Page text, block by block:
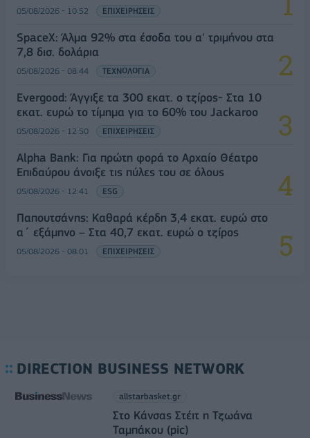
05/08/2026 - 10:52 ΕΠΙΧΕΙΡΗΣΕΙΣ
SpaceX: Άλμα 92% στα έσοδα του α' τριμήνου στα
7,8 δισ. δολάρια
05/08/2026 - 08:44 ΤΕΧΝΟΛΟΓΙΑ
Evergood: Άγγιξε τα 300 εκατ. ο τζίρος- Στα 10
εκατ. ευρώ το τίμημα για το 60% του Jackaroo
05/08/2026 - 12:50 ΕΠΙΧΕΙΡΗΣΕΙΣ
Alpha Bank: Για πρώτη φορά το Αρχαίο Θέατρο
Επιδαύρου άνοιξε τις πύλες του σε όλους
05/08/2026 - 12:41 ESG
Παπουτσάνης: Καθαρά κέρδη 3,4 εκατ. ευρώ στο
α΄ εξάμηνο – Στα 40,7 εκατ. ευρώ ο τζίρος
05/08/2026 - 08:01 ΕΠΙΧΕΙΡΗΣΕΙΣ
DIRECTION BUSINESS NETWORK
allstarbasket.gr
Στο Κάνσας Στέιτ η Τζωάνα
Ταμπάκου (pic)